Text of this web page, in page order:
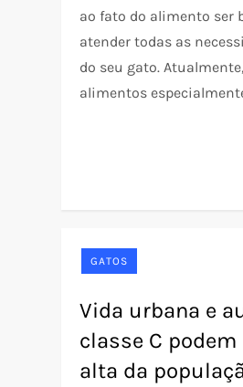
ao fato do alimento ser
atender todas as
do seu gato.
alimentos
GATOS
Vida urbana e
classe C
alta da